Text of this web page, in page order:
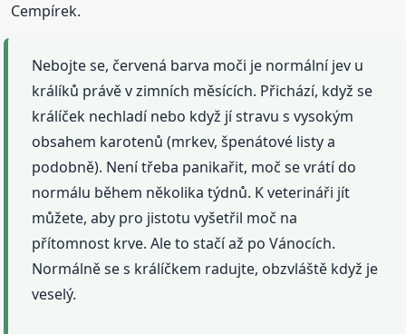
Cempírek.
Nebojte se, červená barva moči je normální jev u
králíků právě v zimních měsících. Přichází, když se
králíček nechladí nebo když jí stravu s vysokým
obsahem karotenů (mrkev, špenátové listy a
podobně). Není třeba panikařit, moč se vrátí do
normálu během několika týdnů. K veterináři jít
můžete, aby pro jistotu vyšetřil moč na
přítomnost krve. Ale to stačí až po Vánocích.
Normálně se s králíčkem radujte, obzvláště když je
veselý.